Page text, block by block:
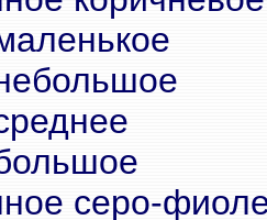
серо-